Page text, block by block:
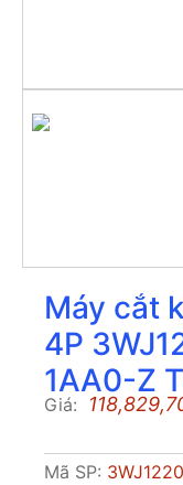
Máy cắt
4P
1AA0-Z
Giá:
Mã SP: